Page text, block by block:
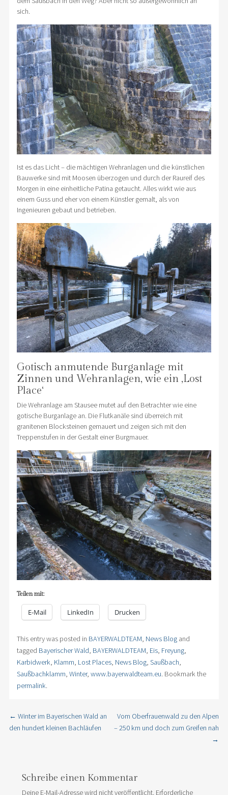
sich.
Ist es das Licht – die mächtigen Wehranlagen und die künstlichen
Bauwerke sind mit Moosen überzogen und durch der Raureif des
Morgen in eine einheitliche Patina getaucht. Alles wirkt wie aus
einem Guss und eher von einem Künstler gemalt, als von
Ingenieuren gebaut und betrieben.
Gotisch anmutende Burganlage mit
Zinnen und Wehranlagen, wie ein ‚Lost
Place‘
Die Wehranlage am Stausee mutet auf den Betrachter wie eine
gotische Burganlage an. Die Flutkanäle sind überreich mit
granitenen Blocksteinen gemauert und zeigen sich mit den
Treppenstufen in der Gestalt einer Burgmauer.
Teilen mit:
E-Mail LinkedIn Drucken
This entry was posted in BAYERWALDTEAM, News Blogand
tagged Bayerischer Wald, BAYERWALDTEAM, Eis, Freyung,
Karbidwerk, Klamm, Lost Places, News Blog, Saußbach,
Saußbachklamm, Winter, www.bayerwaldteam.eu. Bookmark the
permalink.
Post navigation
← Winter im Bayerischen Wald an
den hundert kleinen Bachläufen
Vom Oberfrauenwald zu den Alpen
– 250 km und doch zum Greifen nah
→
Schreibe einen Kommentar
Deine E-Mail-Adresse wird nicht veröffentlicht. Erforderliche